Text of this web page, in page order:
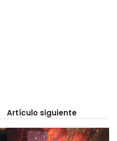
Artículo siguiente